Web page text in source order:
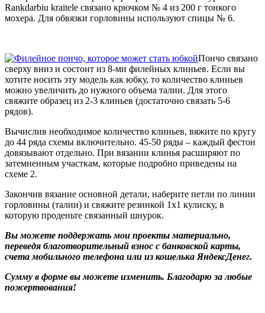
Rankdarbiu kraitele связано крючком № 4 из 200 г тонкого
мохера. Для обвязки горловины используют спицы № 6.
Пончо связано
сверху вниз и состоит из 8-ми филейных клиньев. Если вы
хотите носить эту модель как юбку, то количество клиньев
можно увеличить до нужного объема талии. Для этого
свяжите образец из 2-3 клиньев (достаточно связать 5-6
рядов).
Вычислив необходимое количество клиньев, вяжите по кругу
до 44 ряда схемы включительно. 45-50 ряды – каждый фестон
довязывают отдельно. При вязании клинья расширяют по
затемненным участкам, которые подробно приведены на
схеме 2.
Закончив вязание основной детали, наберите петли по линии
горловины (талии) и свяжите резинкой 1х1 кулиску, в
которую проденьте связанный шнурок.
Вы можете поддержать мои проекты материально,
переведя благотворительный взнос с банковской карты,
счета мобильного телефона или из кошелька ЯндексДенег.
Сумму в форме вы можете изменить. Благодарю за любые
пожертвования!